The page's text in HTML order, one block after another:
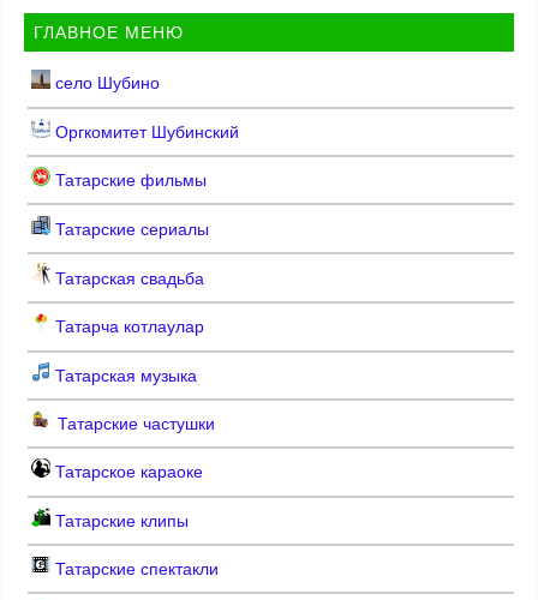
ГЛАВНОЕ МЕНЮ
село Шубино
Оргкомитет Шубинский
Татарские фильмы
Татарские сериалы
Татарская свадьба
Татарча котлаулар
Татарская музыка
Татарские частушки
Татарское караоке
Татарские клипы
Татарские спектакли